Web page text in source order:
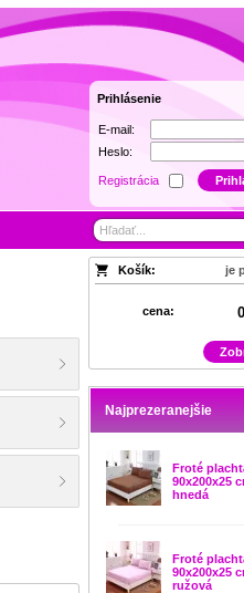
Prihlásenie
E-mail:
Heslo:
Registrácia
Košík: je
cena:
Najprezeranejšie
Froté
90x200x25
hnedá
Froté
90x200x25
ružová